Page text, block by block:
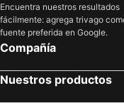
Encuentra nuestros resultados
fácilmente: agrega trivago
fuente preferida en Google.
Compañía
Nuestros productos